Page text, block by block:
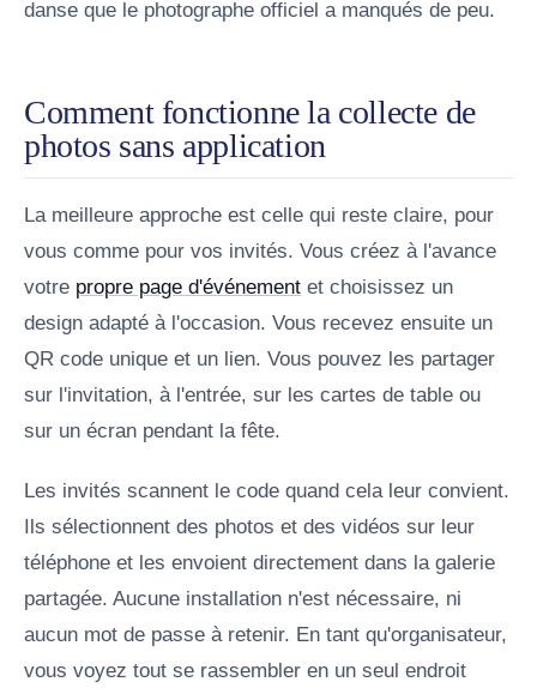
danse que le photographe officiel a manqués de peu.
Comment fonctionne la collecte de
photos sans application
La meilleure approche est celle qui reste claire, pour
vous comme pour vos invités. Vous créez à l'avance
votre propre page d'événement et choisissez un
design adapté à l'occasion. Vous recevez ensuite un
QR code unique et un lien. Vous pouvez les partager
sur l'invitation, à l'entrée, sur les cartes de table ou
sur un écran pendant la fête.
Les invités scannent le code quand cela leur convient.
Ils sélectionnent des photos et des vidéos sur leur
téléphone et les envoient directement dans la galerie
partagée. Aucune installation n'est nécessaire, ni
aucun mot de passe à retenir. En tant qu'organisateur,
vous voyez tout se rassembler en un seul endroit